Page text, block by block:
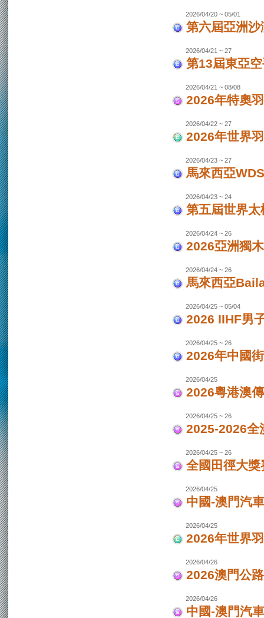
2026/04/20 ~ 05/01
第六屆亞洲
2026/04/21 ~ 27
第13屆東亞
2026/04/21 ~ 08/08
2026年特奧
2026/04/22 ~ 27
2026年世界
2026/04/23 ~ 27
馬來西亞
2026/04/23 ~ 24
第五屆世界
2026/04/24 ~ 26
2026亞洲獨
2026/04/24 ~ 26
馬來西亞
2026/04/25 ~ 05/04
2026 IIHF男
2026/04/25 ~ 26
2026年中國
2026/04/25
2026粵港澳
2026/04/25 ~ 26
2025-2026全
2026/04/25 ~ 26
全國田徑大獎
2026/04/25
中國-澳門汽
2026/04/25
2026年世界
2026/04/26
2026澳門公
2026/04/26
中國-澳門汽